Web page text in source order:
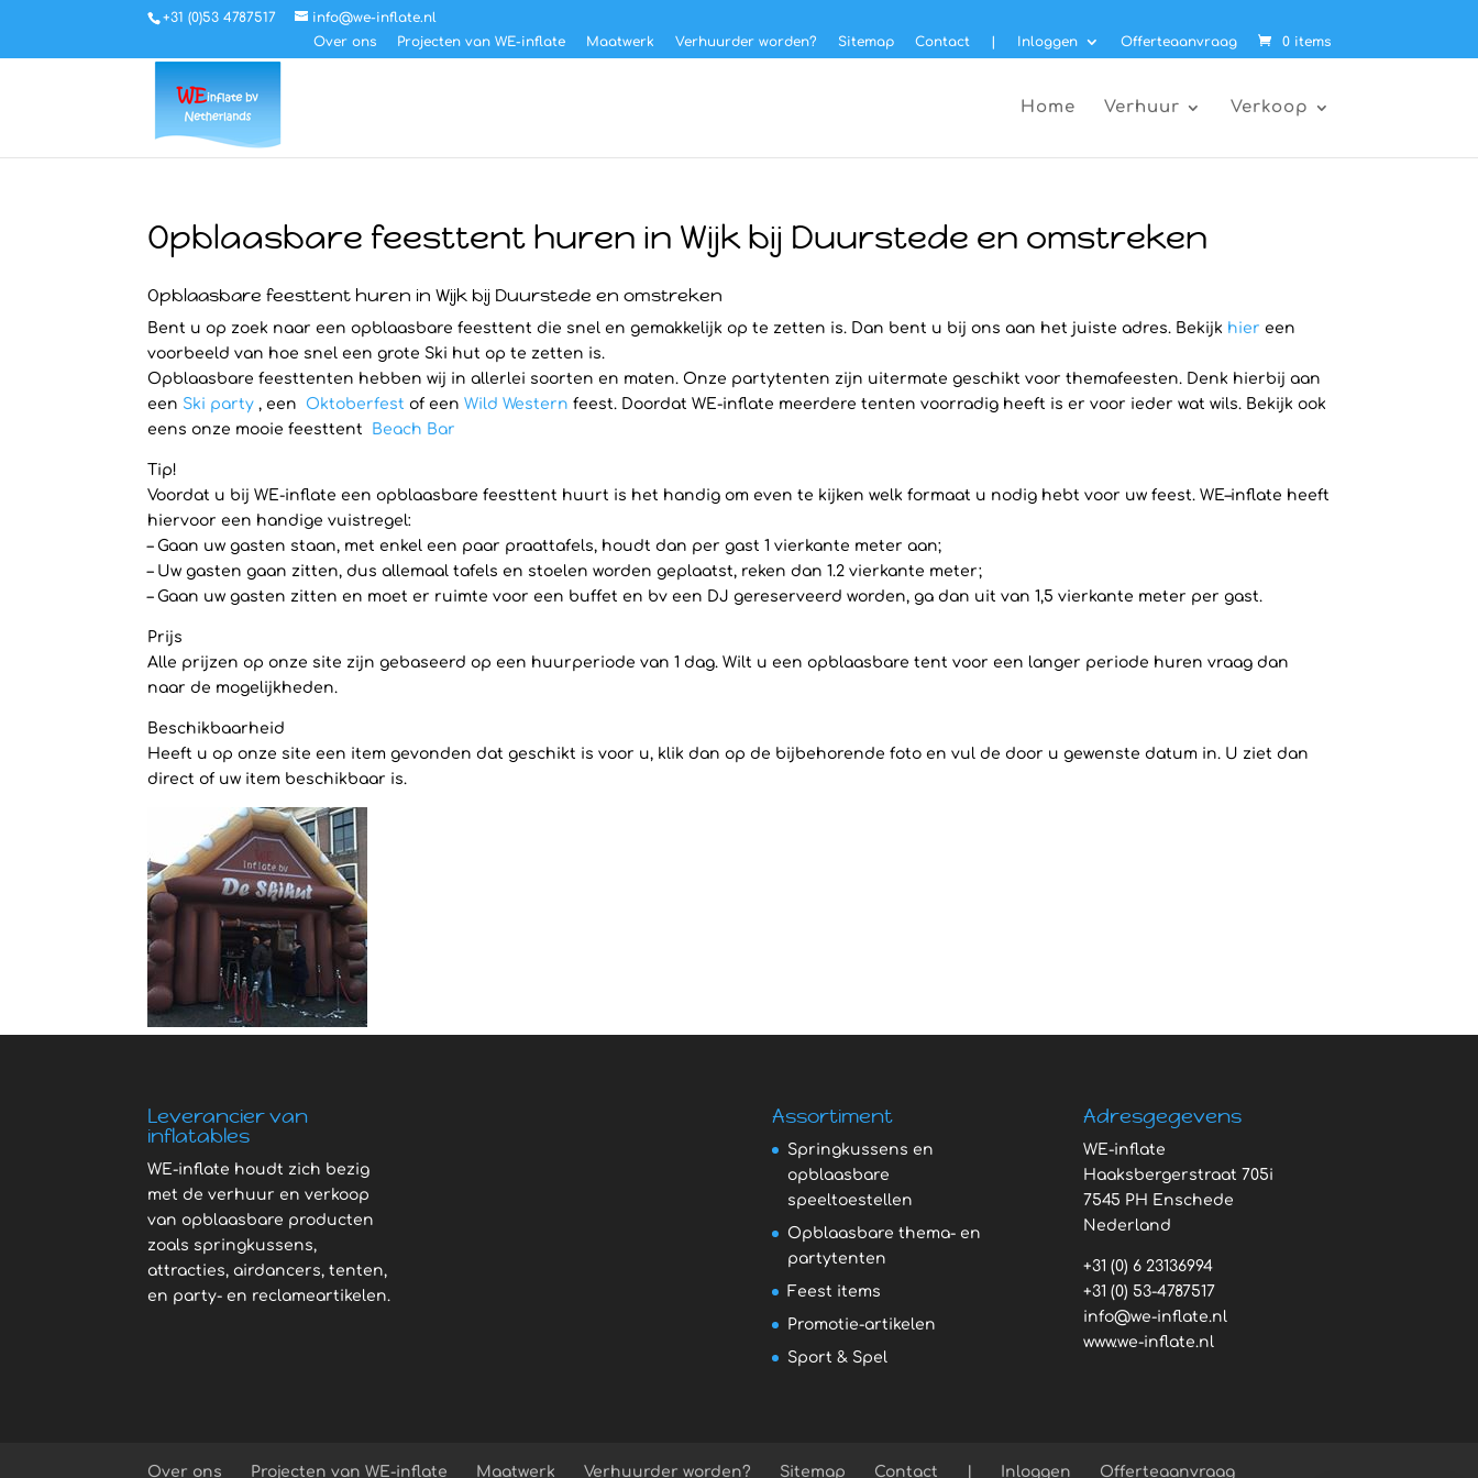
+31 (0)53 4787517
info@we-inflate.nl
Over ons
Projecten van WE-inflate Maatwerk Verhuurder worden? Sitemap Contact Inloggen Offerteaanvraag 0 items
Home Verhuur Verkoop
Opblaasbare feesttent huren in Wijk bij Duurstede en omstreken
Opblaasbare feesttent huren in Wijk bij Duurstede en omstreken
Bent u op zoek naar een opblaasbare feesttent die snel en gemakkelijk op te zetten is. Dan bent u bij ons aan het juiste adres. Bekijk hier een
voorbeeld van hoe snel een grote Ski hut op te zetten is.
Opblaasbare feesttenten hebben wij in allerlei soorten en maten. Onze partytenten zijn uitermate geschikt voor themafeesten. Denk hierbij aan
een Ski party , een Oktoberfest of eenWild Western feest. Doordat WE-inflate meerdere tenten voorradig heeft is er voor ieder wat wils. Bekijk ook
eens onze mooie feesttent
Beach Bar
Tip!
Voordat u bij WE-inflate een opblaasbare feesttent huurt is het handig om even te kijken welk formaat u nodig hebt voor uw feest. WE–inflate heeft
hiervoor een handige vuistregel:
– Gaan uw gasten staan, met enkel een paar praattafels, houdt dan per gast 1 vierkante meter aan;
– Uw gasten gaan zitten, dus allemaal tafels en stoelen worden geplaatst, reken dan 1.2 vierkante meter;
– Gaan uw gasten zitten en moet er ruimte voor een buffet en bv een DJ gereserveerd worden, ga dan uit van 1,5 vierkante meter per gast.
Prijs
Alle prijzen op onze site zijn gebaseerd op een huurperiode van 1 dag. Wilt u een opblaasbare tent voor een langer periode huren vraag dan
naar de mogelijkheden.
Beschikbaarheid
Heeft u op onze site een item gevonden dat geschikt is voor u, klik dan op de bijbehorende foto en vul de door u gewenste datum in. U ziet dan
direct of uw item beschikbaar is.
Leverancier van
inflatables
WE-inflate houdt zich bezig
met de verhuur en verkoop
van opblaasbare producten
zoals springkussens,
attracties, airdancers, tenten,
en party- en reclameartikelen.
Assortiment
Springkussens en
opblaasbare
speeltoestellen
Opblaasbare thema- en
partytenten
Feest items
Promotie-artikelen
Sport & Spel
Adresgegevens
WE-inflate
Haaksbergerstraat 705i
7545 PH Enschede
Nederland
+31 (0) 6 23136994
+31 (0) 53-4787517
info@we-inflate.nl
www.we-inflate.nl
Over ons Projecten van WE-inflate Maatwerk Verhuurder worden? Sitemap Contact | Inloggen Offerteaanvraag